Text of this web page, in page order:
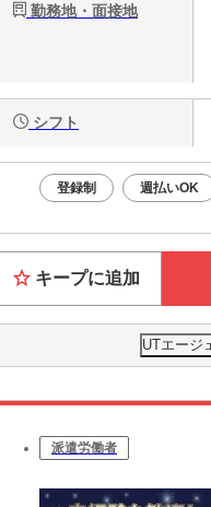
勤務地・面接地
シフト
登録制 週払いOK
キープに追加
UTエージ
派遣労働者